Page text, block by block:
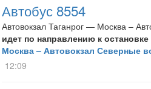
Автобус 8554
Автовокзал Таганрог — Москва –
идет по направлению к остановке
Москва – Автовокзал Северные
12:09